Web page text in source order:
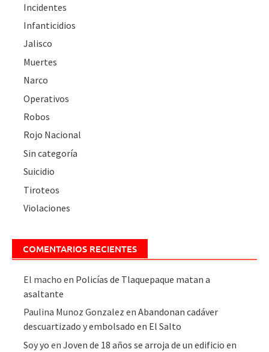
Incidentes
Infanticidios
Jalisco
Muertes
Narco
Operativos
Robos
Rojo Nacional
Sin categoría
Suicidio
Tiroteos
Violaciones
COMENTARIOS RECIENTES
El macho en Policías de Tlaquepaque matan a
asaltante
Paulina Munoz Gonzalez enAbandonan cadáver
descuartizado y embolsado en El Salto
Soy yo enJoven de 18 años se arroja de un edificio en